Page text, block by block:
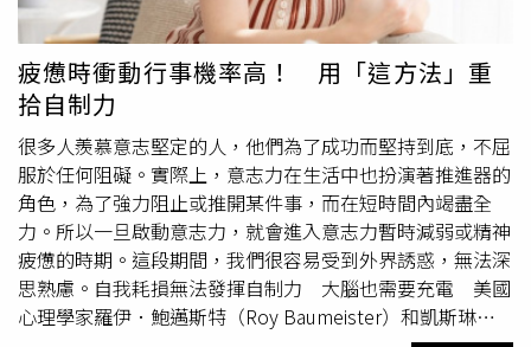
大快朵頤。風味濃郁的「新加坡辣炒蟹」是重口味愛好者必
吃菜色。（圖／魏妤靜攝）「金湯酸菜龍虎斑」風味回甘酸
香，值得一試。（圖／魏妤靜攝）裹滿醬汁的「乾燒蝦」也
是熱菜區的人氣菜色。（圖／魏妤靜攝）熱菜區同樣海味滿
滿，像是「新加坡辣炒蟹」選用肉質飽滿的沙公，先油炸再
與番茄、辣椒特製醬汁快炒，甜中帶辣、滋味濃郁；「避風
塘丁香魚」則嚴選澎湖赤崁丁香魚，酥炸後搭配蒜酥翻炒，
更是涮嘴下酒；「金湯酸菜龍虎斑」則以日曬高麗菜酸結合
Q彈充滿膠質的龍虎斑，酸香生津，一定要來上一碗；另外
如醬汁酸甜濃稠的「乾燒蝦」、吸飽海鮮湯汁的「蒜蓉粉絲
冰捲」、「蛤蜊角瓜」、「海菜鮮蚵蒸蛋」、「金瓜海鮮米
疲憊時衝動行事機率高！ 用「這方法」重
拾自制力
很多人羨慕意志堅定的人，他們為了成功而堅持到底，不屈
服於任何阻礙。實際上，意志力在生活中也扮演著推進器的
角色，為了強力阻止或推開某件事，而在短時間內竭盡全
力。所以一旦啟動意志力，就會進入意志力暫時減弱或精神
疲憊的時期。這段期間，我們很容易受到外界誘惑，無法深
思熟慮。自我耗損無法發揮自制力 大腦也需要充電 美國
心理學家羅伊．鮑邁斯特（Roy Baumeister）和凱斯琳．